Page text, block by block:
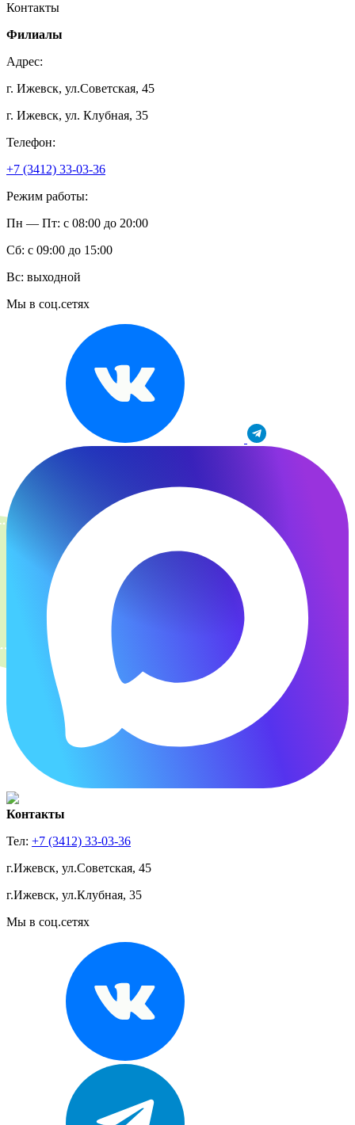
Контакты
Филиалы
Адрес:
г. Ижевск, ул.Советская, 45
г. Ижевск, ул. Клубная, 35
Телефон:
+7 (3412) 33-03-36
Режим работы:
Пн — Пт: с 08:00 до 20:00
Сб: с 09:00 до 15:00
Вс: выходной
Мы в соц.сетях
Контакты
Тел: +7 (3412) 33-03-36
г.Ижевск, ул.Советская, 45
г.Ижевск, ул.Клубная, 35
Мы в соц.сетях